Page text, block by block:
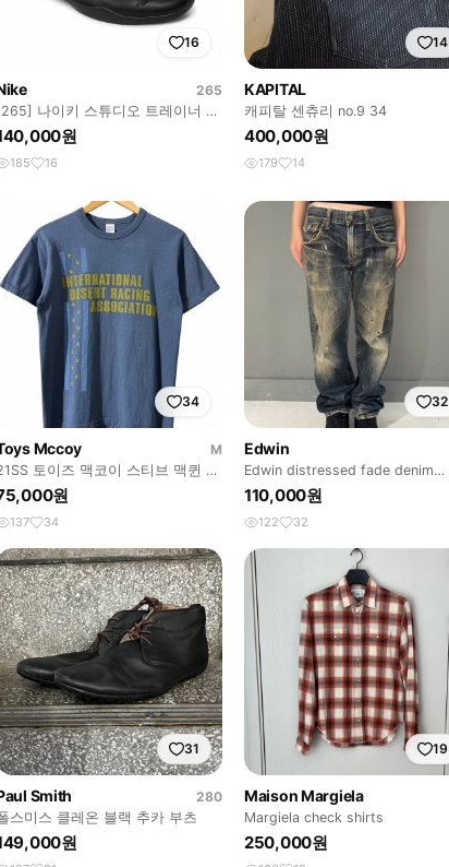
16
265
나이키 스튜디오 트레이너 2
랙
원
185 16
14
KAPITAL
캐피탈 센츄리 no.9 34
400,000원
179 14
34
Mccoy
M
토이즈 맥코이 스티브 맥퀸 할
우드 I.D.R.A 반팔티
원
137 34
32
Edwin
Edwin distressed fade denim
pants
110,000원
122 32
31
Smith
280
스미스 클레온 블랙 추카 부츠
원
19
Maison Margiela
Margiela check shirts
250,000원